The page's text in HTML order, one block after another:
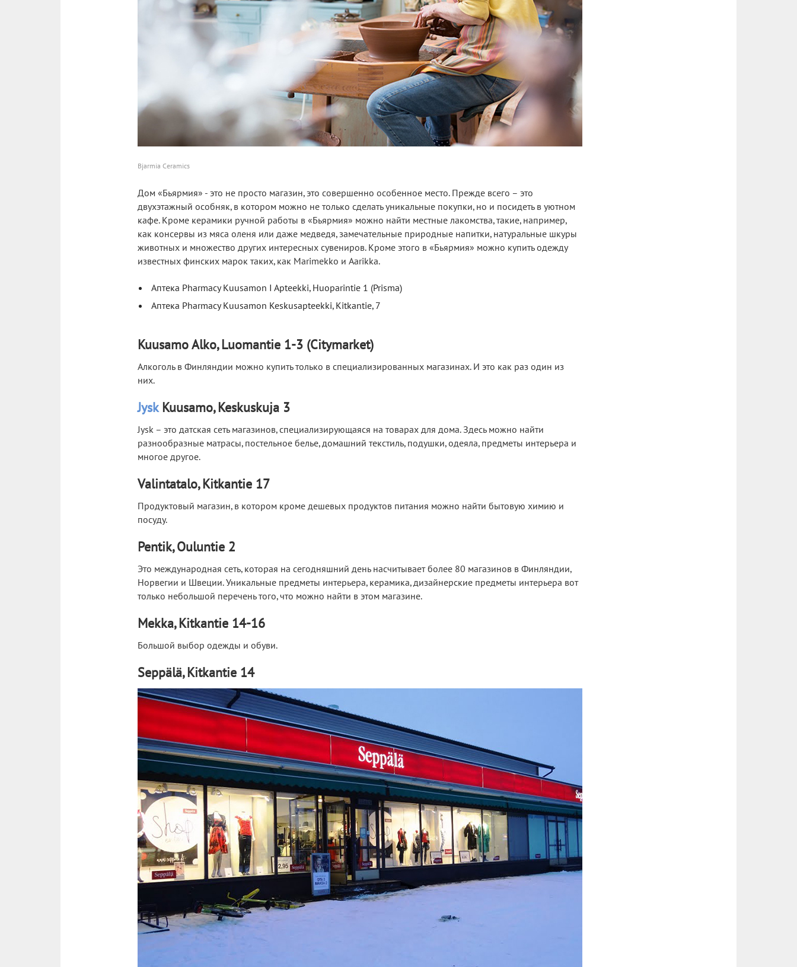
Bjarmia Ceramics
Дом «Бьярмия» - это не просто магазин, это совершенно особенное место. Прежде всего – это
двухэтажный особняк, в котором можно не только сделать уникальные покупки, но и посидеть в уютном
кафе. Кроме керамики ручной работы в «Бьярмия» можно найти местные лакомства, такие, например,
как консервы из мяса оленя или даже медведя, замечательные природные напитки, натуральные шкуры
животных и множество других интересных сувениров. Кроме этого в «Бьярмия» можно купить одежду
известных финских марок таких, как Marimekko и Aarikka.
Аптека Pharmacy Kuusamon I Apteekki, Huoparintie 1 (Prisma)
Аптека Pharmacy Kuusamon Keskusapteekki, Kitkantie, 7
Kuusamo Alko, Luomantie 1-3 (Citymarket)
Алкоголь в Финляндии можно купить только в специализированных магазинах. И это как раз один из
них.
JyskKuusamo, Keskuskuja 3
Jysk – это датская сеть магазинов, специализирующаяся на товарах для дома. Здесь можно найти
разнообразные матрасы, постельное белье, домашний текстиль, подушки, одеяла, предметы интерьера и
многое другое.
Valintatalo, Kitkantie 17
Продуктовый магазин, в котором кроме дешевых продуктов питания можно найти бытовую химию и
посуду.
Pentik, Ouluntie 2
Это международная сеть, которая на сегодняшний день насчитывает более 80 магазинов в Финляндии,
Норвегии и Швеции. Уникальные предметы интерьера, керамика, дизайнерские предметы интерьера вот
только небольшой перечень того, что можно найти в этом магазине.
Mekka, Kitkantie 14-16
Большой выбор одежды и обуви.
Seppälä, Kitkantie 14